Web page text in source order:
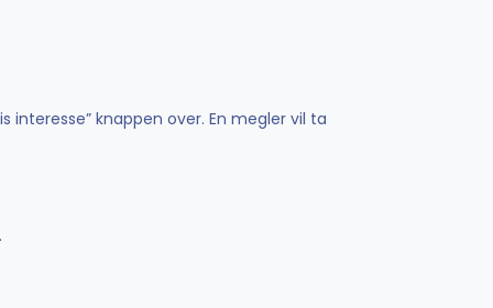
interesse” knappen over. En megler vil ta